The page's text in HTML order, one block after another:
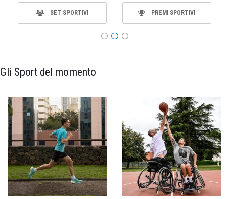
SET SPORTIVI PREMI SPORTIVI
Gli Sport del momento